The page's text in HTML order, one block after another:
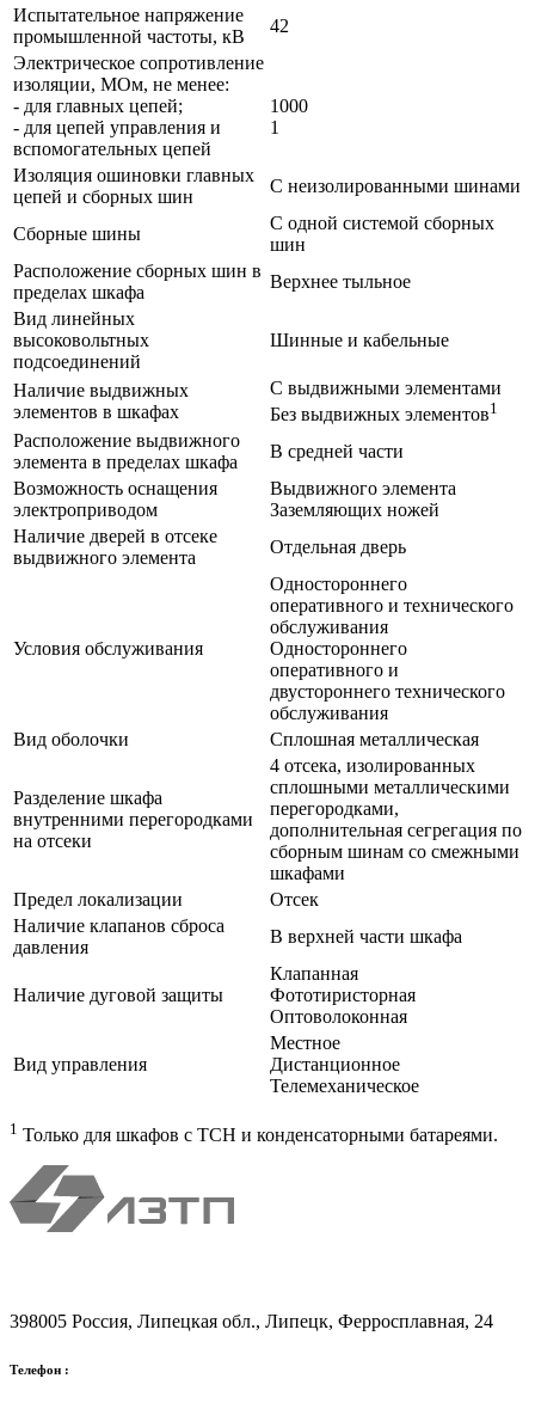
Испытательное напряжение
промышленной частоты, кВ
42
Электрическое сопротивление
изоляции, МОм, не менее:
- для главных цепей;
- для цепей управления и
вспомогательных цепей
1000
1
Изоляция ошиновки главных
цепей и сборных шин
С неизолированными шинами
Сборные шины
С одной системой сборных
шин
Расположение сборных шин в
пределах шкафа
Верхнее тыльное
Вид линейных
высоковольтных
подсоединений
Шинные и кабельные
Наличие выдвижных
элементов в шкафах
С выдвижными элементами
Без выдвижных элементов1
Расположение выдвижного
элемента в пределах шкафа
В средней части
Возможность оснащения
электроприводом
Выдвижного элемента
Заземляющих ножей
Наличие дверей в отсеке
выдвижного элемента
Отдельная дверь
Условия обслуживания
Одностороннего
оперативного и технического
обслуживания
Одностороннего
оперативного и
двустороннего технического
обслуживания
Вид оболочки
Сплошная металлическая
Разделение шкафа
внутренними перегородками
на отсеки
4 отсека, изолированных
сплошными металлическими
перегородками,
дополнительная сегрегация по
сборным шинам со смежными
шкафами
Предел локализации
Отсек
Наличие клапанов сброса
давления
В верхней части шкафа
Наличие дуговой защиты
Клапанная
Фототиристорная
Оптоволоконная
Вид управления
Местное
Дистанционное
Телемеханическое
1 Только для шкафов с ТСН и конденсаторными батареями.
398005 Россия, Липецкая обл., Липецк, Ферросплавная, 24
Телефон :